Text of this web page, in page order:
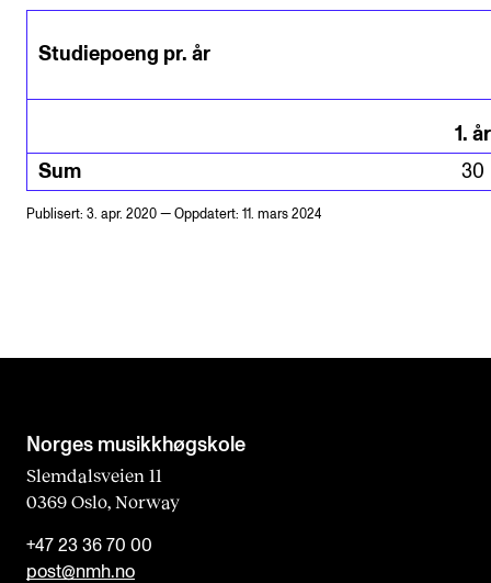
Studiepoeng pr. år
1. år
Sum
30
Publisert: 3. apr. 2020 — Oppdatert: 11. mars 2024
Norges musikk­høgskole
Slemdalsveien 11
0369 Oslo, Norway
+47 23 36 70 00
post@nmh.no